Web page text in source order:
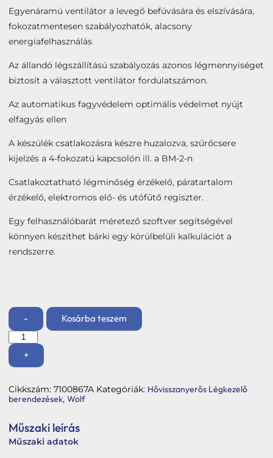
Kapcsolat
Kosár
Egyenáramú ventilátor a levegő befúvására és elszívására,
fokozatmentesen szabályozhatók, alacsony
energiafelhasználás
Az állandó légszállítású szabályozás azonos légmennyiséget
biztosít a választott ventilátor fordulatszámon.
Az automatikus fagyvédelem optimális védelmet nyújt
elfagyás ellen
A készülék csatlakozásra készre huzalozva, szűrőcsere
kijelzés a 4-fokozatú kapcsolón ill. a BM-2-n
Csatlakoztatható légminőség érzékelő, páratartalom
érzékelő, elektromos elő- és utófűtő regiszter.
Egy felhasználóbarát méretező szoftver segítségével
könnyen készíthet bárki egy körülbelüli kalkulációt a
rendszerre.
-
Wolf
CWL-
-
hővisszanyerős
szellőztető
(oldalfali)
+
Kosárba teszem
Cikkszám: 7100867A Kategóriák: Hővisszanyerős Légkezelő
berendezések, Wolf
Műszaki leírás
Műszaki adatok